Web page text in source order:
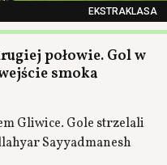
EKSTRAKLASA
połowie. Gol w
smoka
Gliwice. Gole strzelali
Sayyadmanesh